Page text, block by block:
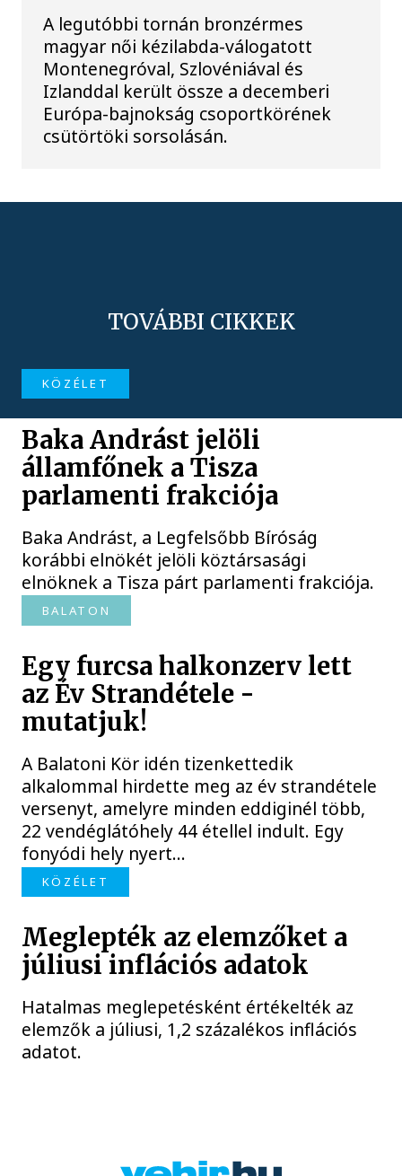
A legutóbbi tornán bronzérmes
magyar női kézilabda-válogatott
Montenegróval, Szlovéniával és
Izlanddal került össze a decemberi
Európa-bajnokság csoportkörének
csütörtöki sorsolásán.
TOVÁBBI CIKKEK
KÖZÉLET
Baka Andrást jelöli
államfőnek a Tisza
parlamenti frakciója
Baka Andrást, a Legfelsőbb Bíróság
korábbi elnökét jelöli köztársasági
elnöknek a Tisza párt parlamenti frakciója.
BALATON
Egy furcsa halkonzerv lett
az Év Strandétele -
mutatjuk!
A Balatoni Kör idén tizenkettedik
alkalommal hirdette meg az év strandétele
versenyt, amelyre minden eddiginél több,
22 vendéglátóhely 44 étellel indult. Egy
fonyódi hely nyert...
KÖZÉLET
Meglepték az elemzőket a
júliusi inflációs adatok
Hatalmas meglepetésként értékelték az
elemzők a júliusi, 1,2 százalékos inflációs
adatot.